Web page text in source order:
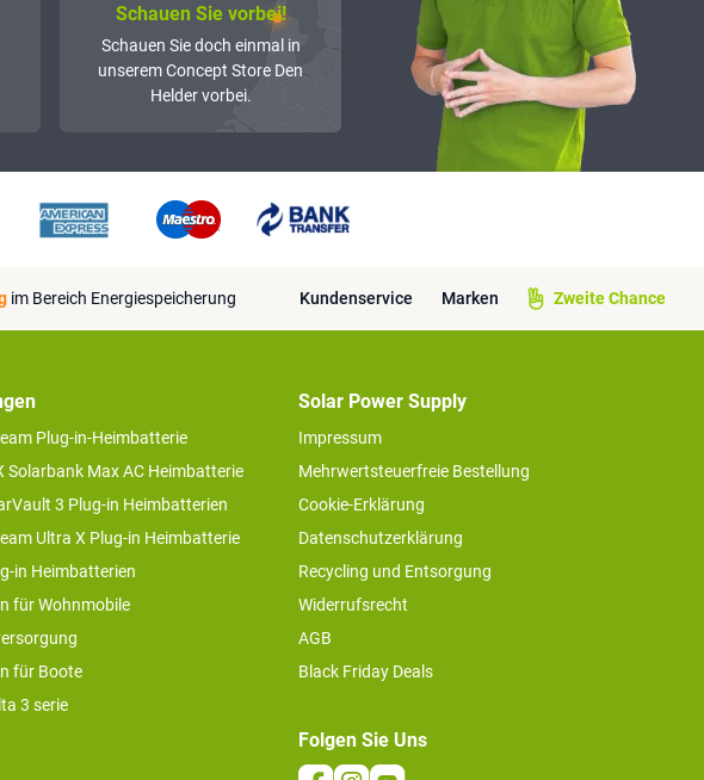
Schauen Sie vorbei!
Schauen Sie doch einmal in
unserem Concept Store Den
Helder vorbei.
im Bereich Energiespeicherung Kundenservice Marken Zweite Chance
Plug-in-Heimbatterie
Solarbank Max AC Heimbatterie
3 Plug-in Heimbatterien
Ultra X Plug-in Heimbatterie
in Heimbatterien
für Wohnmobile
für Boote
3 serie
Solar Power Supply
Impressum
Mehrwertsteuerfreie Bestellung
Cookie-Erklärung
Datenschutzerklärung
Recycling und Entsorgung
Widerrufsrecht
AGB
Black Friday Deals
Folgen Sie Uns